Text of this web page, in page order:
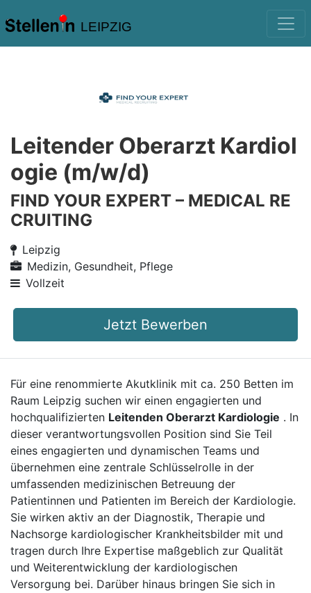
LEIPZIG
Leitender Oberarzt Kardiol
ogie (m/w/d)
FIND YOUR EXPERT – MEDICAL RE
CRUITING
Leipzig
Medizin, Gesundheit, Pflege
Vollzeit
Jetzt Bewerben
Für eine renommierte Akutklinik mit ca. 250 Betten im
Raum Leipzig suchen wir einen engagierten und
hochqualifizierten Leitenden Oberarzt Kardiologie . In
dieser verantwortungsvollen Position sind Sie Teil
eines engagierten und dynamischen Teams und
übernehmen eine zentrale Schlüsselrolle in der
umfassenden medizinischen Betreuung der
Patientinnen und Patienten im Bereich der Kardiologie.
Sie wirken aktiv an der Diagnostik, Therapie und
Nachsorge kardiologischer Krankheitsbilder mit und
tragen durch Ihre Expertise maßgeblich zur Qualität
und Weiterentwicklung der kardiologischen
Versorgung bei. Darüber hinaus bringen Sie sich in